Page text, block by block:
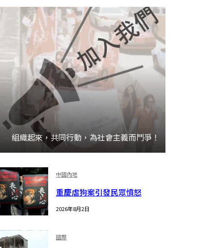
組織起來，共同行動，為社會主義而鬥爭！
加入 中國內地
重慶虐狗案引發民眾憤怒
2026年8月2日
國際